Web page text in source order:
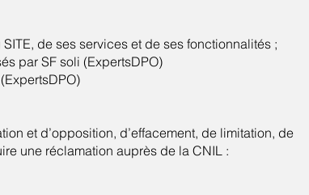
de ses services et de ses fonctionnalités ;
par SF soli (ExpertsDPO)
et d’opposition, d’effacement, de limitation, de
une réclamation auprès de la CNIL :